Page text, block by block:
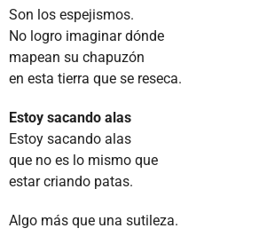
Son los espejismos.
No logro imaginar dónde
mapean su chapuzón
en esta tierra que se reseca.
Estoy sacando alas
Estoy sacando alas
que no es lo mismo que
estar criando patas.
Algo más que una sutileza.